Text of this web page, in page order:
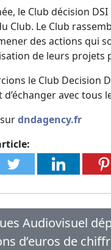
le Club décision
Club. Le Club
des actions qui
de leurs projets
le Club Decision
avec tous
dndagency.fr
Audiovisuel
d’euros de